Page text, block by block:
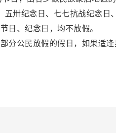
卅纪念日、七七抗战纪念日
节日、纪念日，均不放假
分公民放假的假日，如果适逢